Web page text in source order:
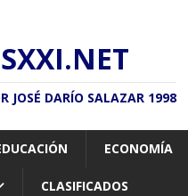
JOSÉ DARÍO SALAZAR 1998
ECONOMÍA
CLASIFICADOS